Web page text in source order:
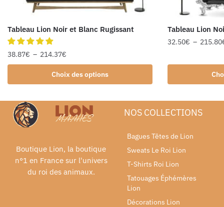
Tableau Lion Noir et Blanc Rugissant
38.87€ – 214.37€
Choix des options
Tableau Lion
32.50€ – 215.80
Boutique Lion, la boutique
n°1 en France sur l'univers
du roi des animaux.
NOS COLLECTIONS
Bagues Têtes de Lion
Sweats Le Roi Lion
T-Shirts Roi Lion
Tatouages Éphémères
Lion
Décorations Lion